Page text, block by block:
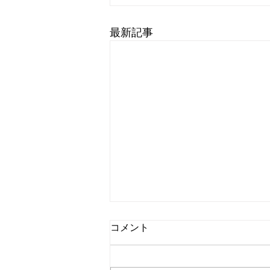
最新記事
2026年7月のレッスン予定
2026年7月のレッスン予定は 7/12
コメント